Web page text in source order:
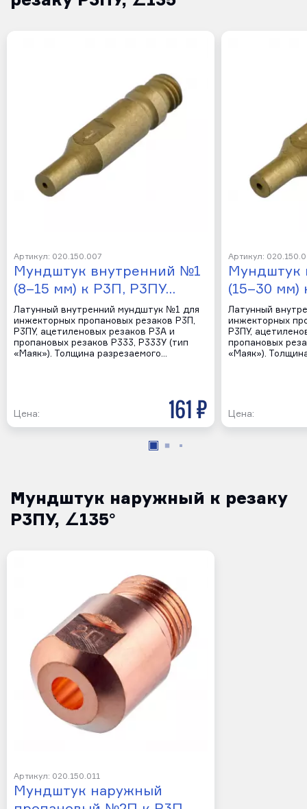
Артикул: 020.150.007
Мундштук внутренний №1
(8–15 мм) к Р3П, Р3ПУ…
Латунный внутренний мундштук №1 для
инжекторных пропановых резаков Р3П,
Р3ПУ, ацетиленовых резаков Р3А и
пропановых резаков Р333, Р333У (тип
«Маяк»). Толщина разрезаемого…
Цена: 161 р
Артикул:
Мундштук
(15–30
Латунный
инжекторных
Р3ПУ,
пропановых
«Маяк»).
Цена:
Мундштук наружный к резаку
Р3ПУ, ∠135°
Артикул: 020.150.011
Мундштук наружный